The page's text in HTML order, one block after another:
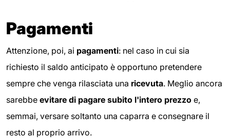
Pagamenti
Attenzione, poi, ai pagamenti: nel caso in cui sia
richiesto il saldo anticipato è opportuno pretendere
sempre che venga rilasciata una ricevuta. Meglio ancora
sarebbe evitare di pagare subito l'intero prezzo e,
semmai, versare soltanto una caparra e consegnare il
resto al proprio arrivo.